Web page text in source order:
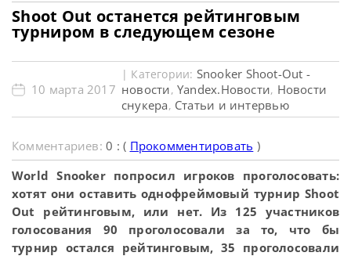
Shoot Out останется рейтинговым
турниром в следующем сезоне
10 марта 2017
| Категории: Snooker Shoot-Out -
новости, Yandex.Новости, Новости
снукера, Статьи и интервью
Комментариев:0 : ( Прокомментировать )
World Snooker попросил игроков проголосовать:
хотят они оставить однофреймовый турнир Shoot
Out рейтинговым, или нет. Из 125 участников
голосования 90 проголосовали за то, что бы
турнир остался рейтинговым, 35 проголосовали